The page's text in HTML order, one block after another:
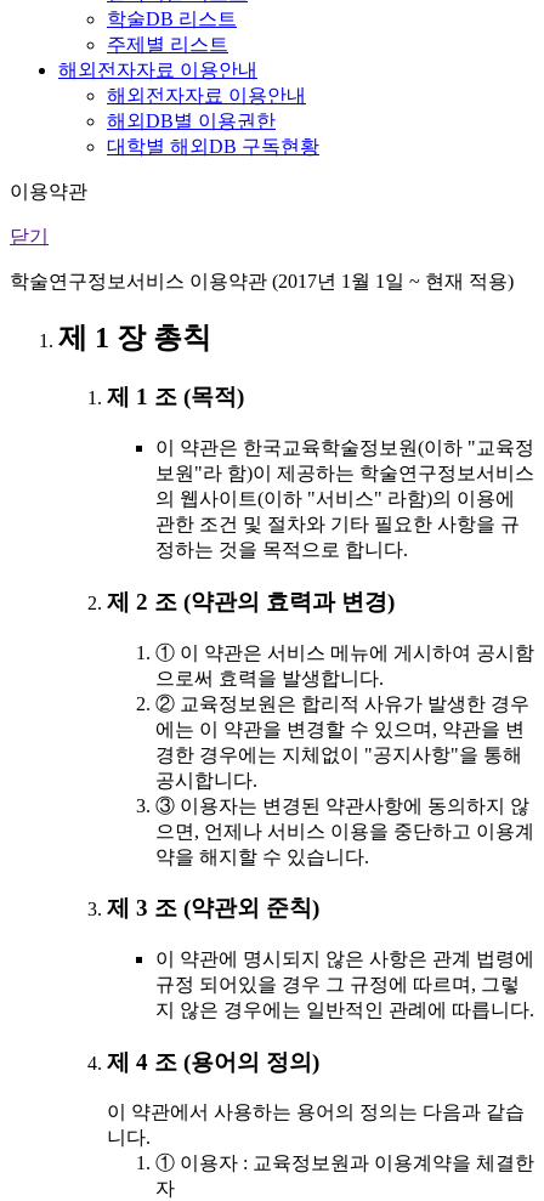
학술DB 리스트
주제별 리스트
해외전자자료 이용안내
해외전자자료 이용안내
해외DB별 이용권한
대학별 해외DB 구독현황
이용약관
닫기
학술연구정보서비스 이용약관 (2017년 1월 1일 ~ 현재 적용)
제 1 장 총칙
제 1 조 (목적)
이 약관은 한국교육학술정보원(이하 "교육정
보원"라 함)이 제공하는 학술연구정보서비스
의 웹사이트(이하 "서비스" 라함)의 이용에
관한 조건 및 절차와 기타 필요한 사항을 규
정하는 것을 목적으로 합니다.
제 2 조 (약관의 효력과 변경)
① 이 약관은 서비스 메뉴에 게시하여 공시함
으로써 효력을 발생합니다.
② 교육정보원은 합리적 사유가 발생한 경우
에는 이 약관을 변경할 수 있으며, 약관을 변
경한 경우에는 지체없이 "공지사항"을 통해
공시합니다.
③ 이용자는 변경된 약관사항에 동의하지 않
으면, 언제나 서비스 이용을 중단하고 이용계
약을 해지할 수 있습니다.
제 3 조 (약관외 준칙)
이 약관에 명시되지 않은 사항은 관계 법령에
규정 되어있을 경우 그 규정에 따르며, 그렇
지 않은 경우에는 일반적인 관례에 따릅니다.
제 4 조 (용어의 정의)
이 약관에서 사용하는 용어의 정의는 다음과 같습
니다.
① 이용자 : 교육정보원과 이용계약을 체결한
자